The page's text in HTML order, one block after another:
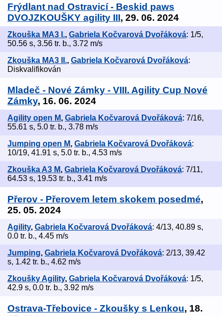
Frýdlant nad Ostravicí - Beskid paws
DVOJZKOUŠKY agility III, 29. 06. 2024
Zkouška MA3 I., Gabriela Kočvarová Dvořáková: 1/5,
50.56 s, 3.56 tr. b., 3.72 m/s
Zkouška MA3 II., Gabriela Kočvarová Dvořáková:
Diskvalifikován
Mladeč - Nové Zámky - VIII. Agility Cup Nové
Zámky, 16. 06. 2024
Agility open M, Gabriela Kočvarová Dvořáková: 7/16,
55.61 s, 5.0 tr. b., 3.78 m/s
Jumping open M, Gabriela Kočvarová Dvořáková:
10/19, 41.91 s, 5.0 tr. b., 4.53 m/s
Zkouška A3 M, Gabriela Kočvarová Dvořáková: 7/11,
64.53 s, 19.53 tr. b., 3.41 m/s
Přerov - Přerovem letem skokem posedmé,
25. 05. 2024
Agility, Gabriela Kočvarová Dvořáková: 4/13, 40.89 s,
0.0 tr. b., 4.45 m/s
Jumping, Gabriela Kočvarová Dvořáková: 2/13, 39.42
s, 1.42 tr. b., 4.62 m/s
Zkoušky Agility, Gabriela Kočvarová Dvořáková: 1/5,
42.9 s, 0.0 tr. b., 3.92 m/s
Ostrava-Třebovice - Zkoušky s Lenkou, 18.